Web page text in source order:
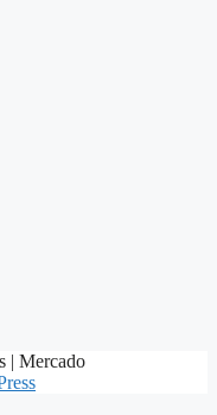
| Mercado